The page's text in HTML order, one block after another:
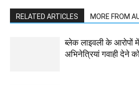
RELATED ARTICLES MORE FROM
ब्लेक लाइवली के आरोपों
अभिनेत्रियां गवाही देने